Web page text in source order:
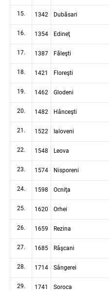
15. 1342 Dubăsari
16. 1354 Edineţ
17. 1387 Făleşti
18. 1421 Floreşti
19. 1462 Glodeni
20. 1482 Hânceşti
21. 1522 Ialoveni
22. 1548 Leova
23. 1574 Nisporeni
24. 1598 Ocniţa
25. 1620 Orhei
26. 1659 Rezina
27. 1685 Râşcani
28. 1714 Sângerei
29. 1741 Soroca